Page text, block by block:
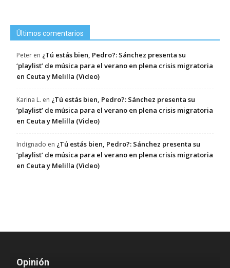
Últimos comentarios
Peter en ¿Tú estás bien, Pedro?: Sánchez presenta su
‘playlist’ de música para el verano en plena crisis migratoria
en Ceuta y Melilla (Video)
Karina L. en ¿Tú estás bien, Pedro?: Sánchez presenta su
‘playlist’ de música para el verano en plena crisis migratoria
en Ceuta y Melilla (Video)
Indignado en ¿Tú estás bien, Pedro?: Sánchez presenta su
‘playlist’ de música para el verano en plena crisis migratoria
en Ceuta y Melilla (Video)
Opinión